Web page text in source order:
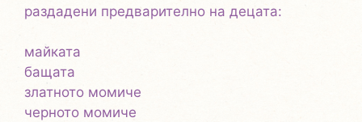
раздадени предварително на децата:
майката
бащата
златното момиче
черното момиче